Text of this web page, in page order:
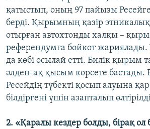
қатыстып, оның 97 пайызы
берді. Қырымның қазір
отырған автохтонды халқы –
референдумға бойкот
да көбі осылай етті. Билік қырым
әлден-ақ қысым көрсете бастады.
Ресейдің түбекті қосып алуына
білдіргені үшін азапталып
2. «Қаралы кездер болды, бірақ